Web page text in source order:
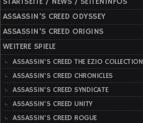
ASSASSIN'S CREED ODYSSEY
ASSASSIN'S CREED ORIGINS
WEITERE SPIELE
ASSASSIN'S CREED THE EZIO COLLECTION
ASSASSIN'S CREED CHRONICLES
ASSASSIN'S CREED SYNDICATE
ASSASSIN'S CREED UNITY
ASSASSIN'S CREED ROGUE